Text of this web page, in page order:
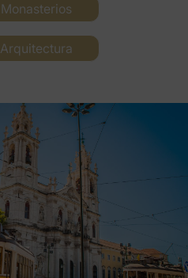
Monasterios
Arquitectura